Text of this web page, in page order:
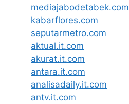
mediajabodetabek.com
kabarflores.com
seputarmetro.com
aktual.it.com
akurat.it.com
antara.it.com
analisadaily.it.com
antv.it.com